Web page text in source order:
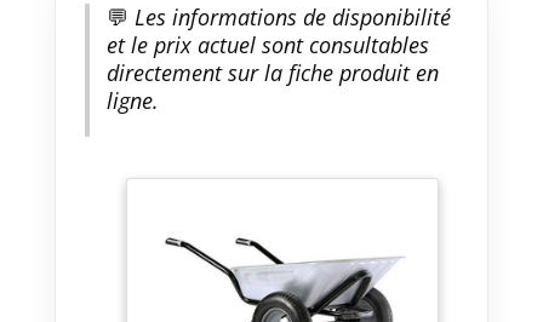
💬 Les informations de disponibilité
et le prix actuel sont consultables
directement sur la fiche produit en
ligne.